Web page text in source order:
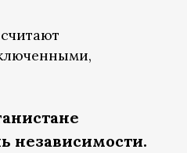
независимости.